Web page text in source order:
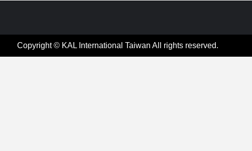
Copyright © KAL International Taiwan All rights reserved.